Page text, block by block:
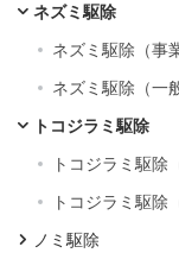
ネズミ駆除
ネズミ駆除（事
ネズミ駆除（一
トコジラミ駆除
トコジラミ駆除
トコジラミ駆除
ノミ駆除